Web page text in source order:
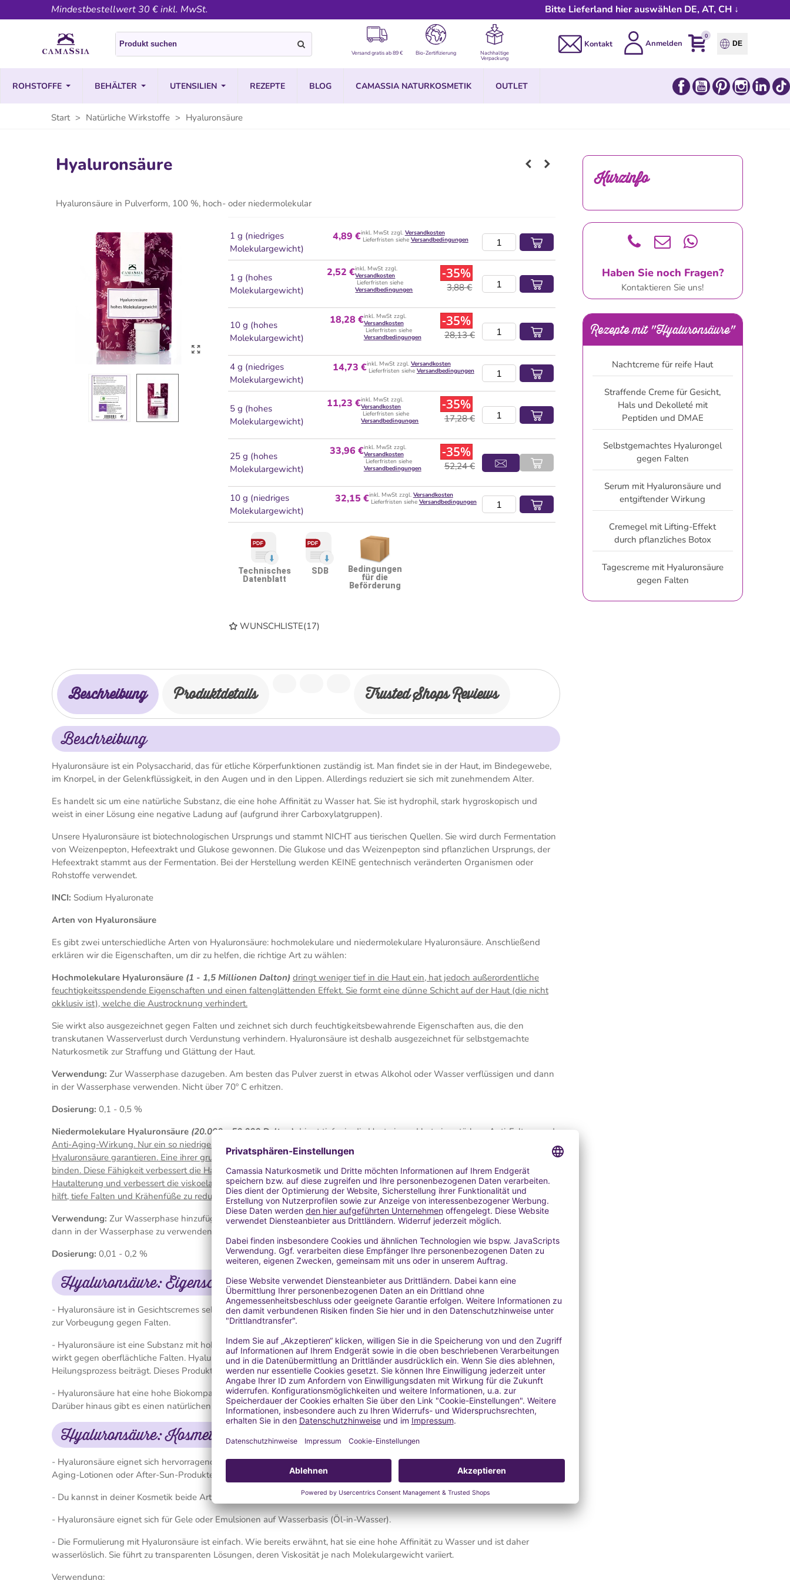
Mindestbestellwert 30 € inkl. MwSt. Bitte Lieferland hier auswählen DE, AT, CH ↓
Versand gratis ab 89 € Bio-Zertifizierung Nachhaltige
Verpackung
Kontakt Anmelden
0
DE
ROHSTOFFE BEHÄLTER UTENSILIEN REZEPTE BLOG CAMASSIA NATURKOSMETIK OUTLET FacebookYouTubePinterestInstagram
Start > Natürliche Wirkstoffe > Hyaluronsäure
Hyaluronsäure
Hyaluronsäure in Pulverform, 100 %, hoch- oder niedermolekular
1 g (niedriges
Molekulargewicht)
4,89 €inkl. MwSt zzgl. Versandkosten
Lieferfristen siehe Versandbedingungen
1 g (hohes
Molekulargewicht)
2,52 €inkl. MwSt zzgl.
Versandkosten
Lieferfristen siehe
Versandbedingungen
-35%
3,88 €
10 g (hohes
Molekulargewicht)
18,28 €inkl. MwSt zzgl.
Versandkosten
Lieferfristen siehe
Versandbedingungen
-35%
28,13 €
4 g (niedriges
Molekulargewicht)
14,73 €inkl. MwSt zzgl. Versandkosten
Lieferfristen siehe Versandbedingungen
5 g (hohes
Molekulargewicht)
11,23 €inkl. MwSt zzgl.
Versandkosten
Lieferfristen siehe
Versandbedingungen
-35%
17,28 €
25 g (hohes
Molekulargewicht)
33,96 €inkl. MwSt zzgl.
Versandkosten
Lieferfristen siehe
Versandbedingungen
-35%
52,24 €
10 g (niedriges
Molekulargewicht)
32,15 €inkl. MwSt zzgl. Versandkosten
Lieferfristen siehe Versandbedingungen
Technisches
Datenblatt
SDB
Bedingungen
für die
Beförderung
WUNSCHLISTE(17)
Beschreibung Produktdetails Trusted Shops Reviews
Beschreibung
Hyaluronsäure ist ein Polysaccharid, das für etliche Körperfunktionen zuständig ist. Man findet sie in der Haut, im Bindegewebe,
im Knorpel, in der Gelenkflüssigkeit, in den Augen und in den Lippen. Allerdings reduziert sie sich mit zunehmendem Alter.
Es handelt sic um eine natürliche Substanz, die eine hohe Affinität zu Wasser hat. Sie ist hydrophil, stark hygroskopisch und
weist in einer Lösung eine negative Ladung auf (aufgrund ihrer Carboxylatgruppen).
Unsere Hyaluronsäure ist biotechnologischen Ursprungs und stammt NICHT aus tierischen Quellen. Sie wird durch Fermentation
von Weizenpepton, Hefeextrakt und Glukose gewonnen. Die Glukose und das Weizenpepton sind pflanzlichen Ursprungs, der
Hefeextrakt stammt aus der Fermentation. Bei der Herstellung werden KEINE gentechnisch veränderten Organismen oder
Rohstoffe verwendet.
INCI: Sodium Hyaluronate
Arten von Hyaluronsäure
Es gibt zwei unterschiedliche Arten von Hyaluronsäure: hochmolekulare und niedermolekulare Hyaluronsäure. Anschließend
erklären wir die Eigenschaften, um dir zu helfen, die richtige Art zu wählen:
Hochmolekulare Hyaluronsäure (1 - 1,5 Millionen Dalton) dringt weniger tief in die Haut ein, hat jedoch außerordentliche
feuchtigkeitsspendende Eigenschaften und einen faltenglättenden Effekt. Sie formt eine dünne Schicht auf der Haut (die nicht
okklusiv ist), welche die Austrocknung verhindert.
Sie wirkt also ausgezeichnet gegen Falten und zeichnet sich durch feuchtigkeitsbewahrende Eigenschaften aus, die den
transkutanen Wasserverlust durch Verdunstung verhindern. Hyaluronsäure ist deshalb ausgezeichnet für selbstgemachte
Naturkosmetik zur Straffung und Glättung der Haut.
Verwendung: Zur Wasserphase dazugeben. Am besten das Pulver zuerst in etwas Alkohol oder Wasser verflüssigen und dann
in der Wasserphase verwenden. Nicht über 70º C erhitzen.
Dosierung: 0,1 - 0,5 %
Niedermolekulare Hyaluronsäure (20.000 - 50.000 Dalton) dringt tiefer in die Haut ein und hat eine stärkere Anti-Falten- und
Anti-Aging-Wirkung. Nur ein so niedriges Molekulargewicht kann die Effizienz gegen Falten und die Tiefenwirkung von
Hyaluronsäure garantieren. Eine ihrer grundlegenden Funktionen ist, Wasser in der extrazellulären Matrix des Bindegewebes zu
binden. Diese Fähigkeit verbessert die Hautelastizität signifikant. Niedermolekulare Hyaluronsäure verlangsamt auch die
Hautalterung und verbessert die viskoelastischen Eigenschaften. Damit können Fältchen von innen aufgepolstert werden, was
hilft, tiefe Falten und Krähenfüße zu reduzieren.
Verwendung: Zur Wasserphase hinzufügen. Wir empfehlen, das Produkt zuerst in etwas Alkohol oder Wasser aufzulösen und
dann in der Wasserphase zu verwenden. Nicht über 70ºC erhitzen.
Dosierung: 0,01 - 0,2 %
Hyaluronsäure: Eigenschaften und Wirkung
- Hyaluronsäure ist in Gesichtscremes sehr beliebt. Sie eignet sich für alle Hauttypen, insbesondere jedoch für trockene Haut und
zur Vorbeugung gegen Falten.
- Hyaluronsäure ist eine Substanz mit hoher feuchtigkeitsspendender Wirkung. Sie gibt der Haut Spannkraft und Elastizität und
wirkt gegen oberflächliche Falten. Hyaluronsäure ein hervorragender Zellregenerator, der vorzeitige Alterung verhindert und zum
Heilungsprozess beiträgt. Dieses Produkt ist sehr gut verträglich und reizt die Haut nicht.
- Hyaluronsäure hat eine hohe Biokompatibilität. Sie gilt als nicht immunogen, d. h., sie verändert das Immunsystem nicht.
Darüber hinaus gibt es einen natürlichen Weg, Hyaluronsäure im Körper abzubauen: die Hyaluronidase.
Hyaluronsäure: Kosmetischer Einsatz
- Hyaluronsäure eignet sich hervorragend für natürliche feuchtigkeitsspendende Kosmetika (Gesichts- und Körpercremes, Anti-
Aging-Lotionen oder After-Sun-Produkte).
- Du kannst in deiner Kosmetik beide Arten verwenden, hier haben wir beispielsweise ein Rezept:Hyalurongel gegen Falten
- Hyaluronsäure eignet sich für Gele oder Emulsionen auf Wasserbasis (Öl-in-Wasser).
- Die Formulierung mit Hyaluronsäure ist einfach. Wie bereits erwähnt, hat sie eine hohe Affinität zu Wasser und ist daher
wasserlöslich. Sie führt zu transparenten Lösungen, deren Viskosität je nach Molekulargewicht variiert.
Verwendung:
Kurzinfo
Haben Sie noch Fragen?
Kontaktieren Sie uns!
Rezepte mit "Hyaluronsäure"
Nachtcreme für reife Haut
Straffende Creme für Gesicht,
Hals und Dekolleté mit
Peptiden und DMAE
Selbstgemachtes Hyalurongel
gegen Falten
Serum mit Hyaluronsäure und
entgiftender Wirkung
Cremegel mit Lifting-Effekt
durch pflanzliches Botox
Tagescreme mit Hyaluronsäure
gegen Falten